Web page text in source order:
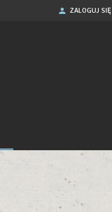
ZALOGUJ SIĘ